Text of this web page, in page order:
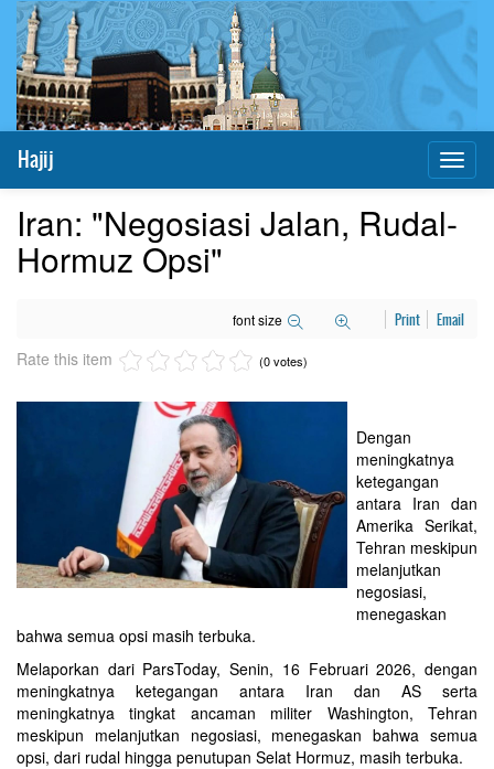
Hajij
Iran: "Negosiasi Jalan, Rudal-
Hormuz Opsi"
font size Print Email
Rate this item (0 votes)
Dengan
meningkatnya
ketegangan
antara Iran dan
Amerika Serikat,
Tehran meskipun
melanjutkan
negosiasi,
menegaskan
bahwa semua opsi masih terbuka.
Melaporkan dari ParsToday, Senin, 16 Februari 2026, dengan
meningkatnya ketegangan antara Iran dan AS serta
meningkatnya tingkat ancaman militer Washington, Tehran
meskipun melanjutkan negosiasi, menegaskan bahwa semua
opsi, dari rudal hingga penutupan Selat Hormuz, masih terbuka.